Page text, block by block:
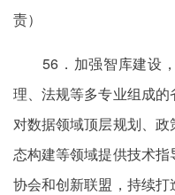
责）
56．加强智库建设，
理、法规等多专业组成
对数据领域顶层规划、
态构建等领域提供技术
协会和创新联盟，持续